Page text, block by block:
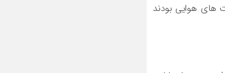
های هوایی بودند